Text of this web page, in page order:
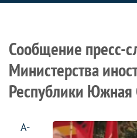
Сообщение пресс-
Министерства
Республики Южная
A-